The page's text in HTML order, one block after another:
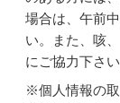
場合は、午前
い。また、咳
にご協力下さい
※個人情報の